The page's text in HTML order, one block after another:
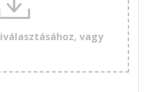
vagy